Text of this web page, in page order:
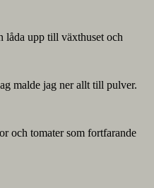
låda upp till växthuset och
malde jag ner allt till pulver.
och tomater som fortfarande